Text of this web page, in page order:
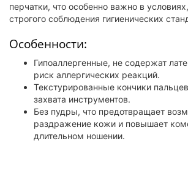
перчатки, что особенно важно в
строгого соблюдения гигиенических
Особенности:
Гипоаллергенные, не содержат
риск аллергических реакций.
Текстурированные кончики
захвата инструментов.
Без пудры, что предотвращает
раздражение кожи и повышает
длительном ношении.